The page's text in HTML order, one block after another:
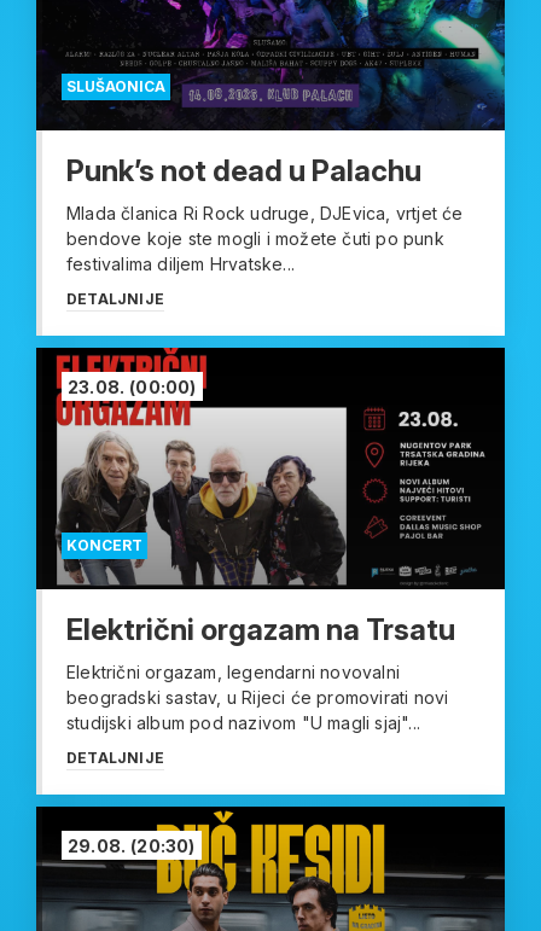
SLUŠAONICA
Punk’s not dead u Palachu
Mlada članica Ri Rock udruge, DJEvica, vrtjet će
bendove koje ste mogli i možete čuti po punk
festivalima diljem Hrvatske...
DETALJNIJE
KONCERT
23.08. (00:00)
Električni orgazam na Trsatu
Električni orgazam, legendarni novovalni
beogradski sastav, u Rijeci će promovirati novi
studijski album pod nazivom "U magli sjaj"...
DETALJNIJE
29.08. (20:30)